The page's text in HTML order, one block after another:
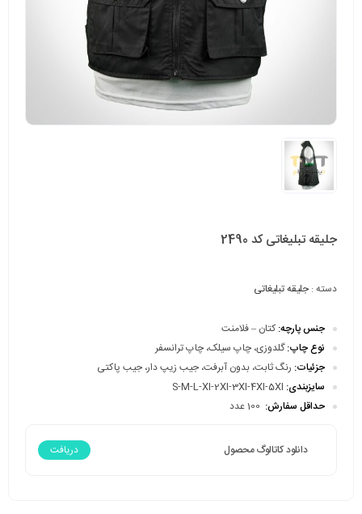
جلیقه تبلیغاتی کد 2490
دسته : جلیقه تبلیغاتی
جنس پارچه:کتان – فلامنت
نوع چاپ:گلدوزی، چاپ سیلک، چاپ ترانسفر
جزئیات: رنگ ثابت، بدون آبرفت، جیب زیپ دار، جیب پاکتی
سایزبندی:
حداقل سفارش:
دانلود کاتالوگ محصول دریافت